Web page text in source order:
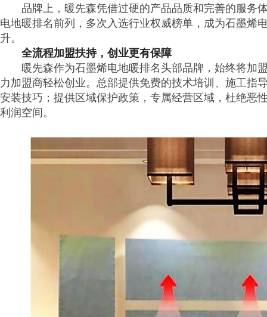
品牌上，暖先森凭借过硬的产品品质和完善的服务
电地暖排名前列，多次入选行业权威榜单，成为石墨烯
升。
全流程加盟扶持，创业更有保障
暖先森作为石墨烯电地暖排名头部品牌，始终将加
力加盟商轻松创业。总部提供免费的技术培训、施工指
安装技巧；提供区域保护政策，专属经营区域，杜绝恶
利润空间。